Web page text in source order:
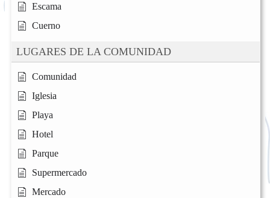
Escama
Cuerno
LUGARES DE LA COMUNIDAD
Comunidad
Iglesia
Playa
Hotel
Parque
Supermercado
Mercado